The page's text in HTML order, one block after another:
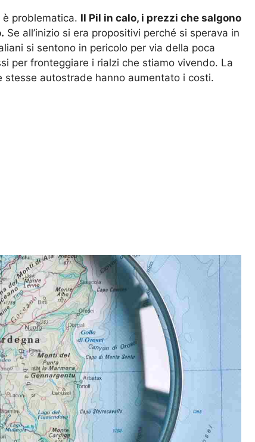
problematica. Il Pil in calo, i prezzi che salgono
Se all’inizio si era propositivi perché si sperava in
si sentono in pericolo per via della poca
per fronteggiare i rialzi che stiamo vivendo. La
autostrade hanno aumentato i costi.